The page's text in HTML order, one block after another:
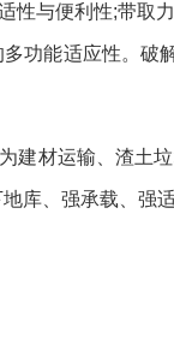
性与便利性;带取
功能适应性。破
材运输、渣土垃
库、强承载、强